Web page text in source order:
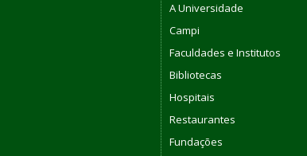
A Universidade
Campi
Faculdades e Institutos
Bibliotecas
Hospitais
Restaurantes
Fundações